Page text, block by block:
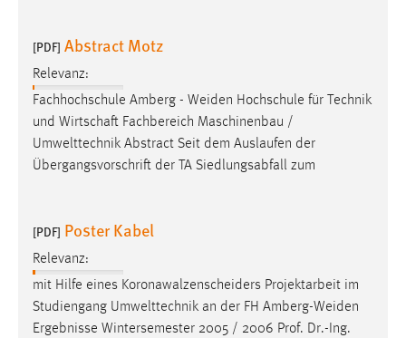
[PDF] Abstract Motz
Relevanz:
Fachhochschule Amberg - Weiden Hochschule für Technik
und Wirtschaft Fachbereich Maschinenbau /
Umwelttechnik Abstract Seit dem Auslaufen der
Übergangsvorschrift der TA Siedlungsabfall zum
[PDF] Poster Kabel
Relevanz:
mit Hilfe eines Koronawalzenscheiders Projektarbeit im
Studiengang Umwelttechnik an der FH Amberg-Weiden
Ergebnisse Wintersemester 2005 / 2006 Prof. Dr.-Ing.
fe_user, be_user, be_lastLoginProvider
Dieser Cookie ist notwendig um sich an der Website
einloggen zu können.
Cookie Laufzeit:
STATISTIK
Statistik Cookies erfassen Informationen anonym.
Diese Informationen helfen uns zu verstehen, wie
unsere Besucher unsere Website nutzen.